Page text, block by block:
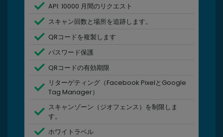
API: 10000 月間のリクエスト
スキャン回数と場所を追跡します。
QRコードを複製します
パスワード保護
QRコードの有効期限
リターゲティング（Facebook PixelとGoogle
Tag Manager）
スキャンゾーン（ジオフェンス）を制限しま
す。
ホワイトラベル